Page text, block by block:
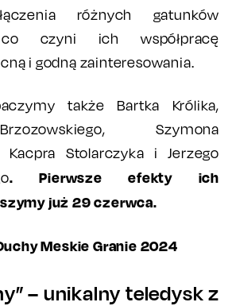
różnych gatunków
co czyni ich współpracę
i godną zainteresowania.
także Bartka Królika,
Szymona
Kacpra Stolarczyka i Jerzego
. Pierwsze efekty ich
już 29 czerwca.
– unikalny teledysk z